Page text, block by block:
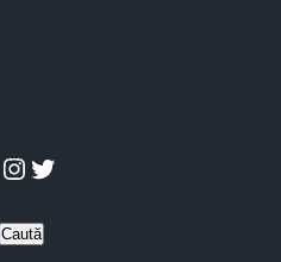
Facebook
Instagram
Caută